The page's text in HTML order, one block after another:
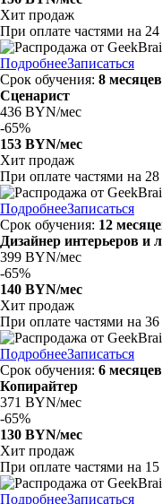
Хит продаж
При оплате частями на
ПодробнееЗаписаться
Срок обучения: 8
Сценарист
436 BYN/мес
-65%
153 BYN/мес
Хит продаж
При оплате частями на
ПодробнееЗаписаться
Срок обучения: 12
Дизайнер интерьеров и
399 BYN/мес
-65%
140 BYN/мес
Хит продаж
При оплате частями на 36
ПодробнееЗаписаться
Срок обучения: 6
Копирайтер
371 BYN/мес
-65%
130 BYN/мес
Хит продаж
При оплате частями на
ПодробнееЗаписаться